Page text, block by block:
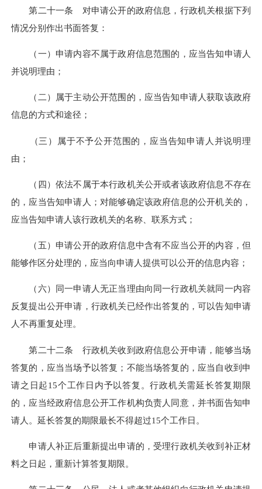
第二十一条 对申请公开的政府信息，行政机关根据下列
情况分别作出书面答复：
（一）申请内容不属于政府信息范围的，应当告知申请人
并说明理由；
（二）属于主动公开范围的，应当告知申请人获取该政府
信息的方式和途径；
（三）属于不予公开范围的，应当告知申请人并说明理
由；
（四）依法不属于本行政机关公开或者该政府信息不存在
的，应当告知申请人；对能够确定该政府信息的公开机关的，
应当告知申请人该行政机关的名称、联系方式；
（五）申请公开的政府信息中含有不应当公开的内容，但
能够作区分处理的，应当向申请人提供可以公开的信息内容；
（六）同一申请人无正当理由向同一行政机关就同一内容
反复提出公开申请，行政机关已经作出答复的，可以告知申请
人不再重复处理。
第二十二条 行政机关收到政府信息公开申请，能够当场
答复的，应当当场予以答复；不能当场答复的，应当自收到申
请之日起15个工作日内予以答复。行政机关需延长答复期限
的，应当经政府信息公开工作机构负责人同意，并书面告知申
请人。延长答复的期限最长不得超过15个工作日。
申请人补正后重新提出申请的，受理行政机关收到补正材
料之日起，重新计算答复期限。